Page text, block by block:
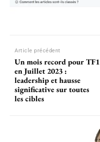
Article précédent
Un mois record pour TF1
en Juillet 2023 :
leadership et hausse
significative sur toutes
les cibles